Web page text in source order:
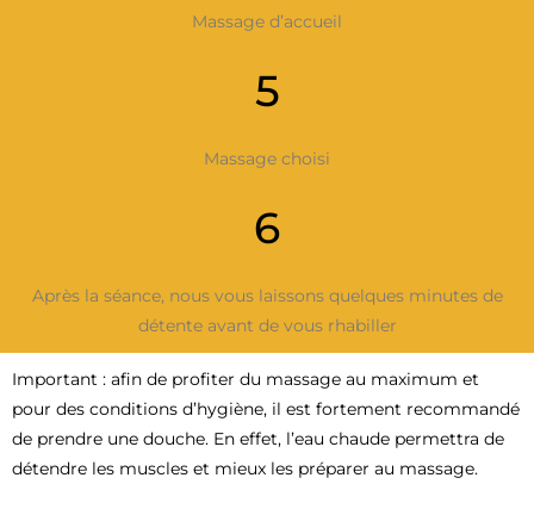
Massage d’accueil
5
Massage choisi
6
Après la séance, nous vous laissons quelques minutes de
détente avant de vous rhabiller
Important : afin de profiter du massage au maximum et
pour des conditions d’hygiène, il est fortement recommandé
de prendre une douche. En effet, l’eau chaude permettra de
détendre les muscles et mieux les préparer au massage.